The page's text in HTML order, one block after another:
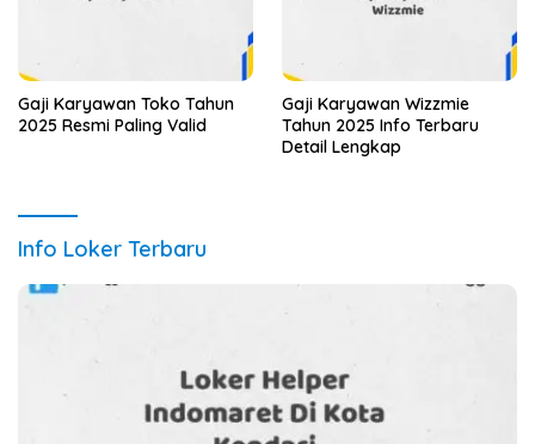
Gaji Karyawan Toko Tahun
2025 Resmi Paling Valid
Gaji Karyawan Wizzmie
Tahun 2025 Info Terbaru
Detail Lengkap
Info Loker Terbaru